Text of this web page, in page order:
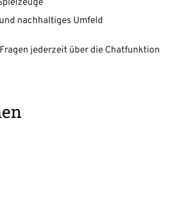
nachhaltiges Umfeld
jederzeit über die Chatfunktion